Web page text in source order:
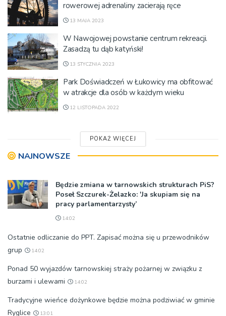
rowerowej adrenaliny zacierają ręce
13 MAJA 2023
W Nawojowej powstanie centrum rekreacji.
Zasadzą tu dąb katyński!
13 STYCZNIA 2023
Park Doświadczeń w Łukowicy ma obfitować
w atrakcje dla osób w każdym wieku
12 LISTOPADA 2022
POKAŻ WIĘCEJ
NAJNOWSZE
Będzie zmiana w tarnowskich strukturach PiS?
Poseł Szczurek-Żelazko: 'Ja skupiam się na
pracy parlamentarzysty’
14:02
Ostatnie odliczanie do PPT. Zapisać można się u przewodników
grup
14:02
Ponad 50 wyjazdów tarnowskiej straży pożarnej w związku z
burzami i ulewami
14:02
Tradycyjne wieńce dożynkowe będzie można podziwiać w gminie
Ryglice
13:01